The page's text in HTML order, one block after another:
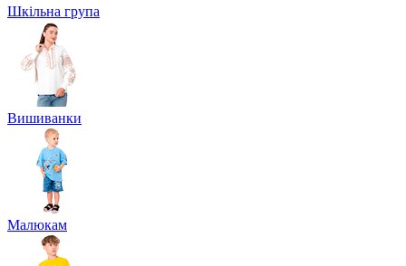
Шкільна група
Вишиванки
Малюкам